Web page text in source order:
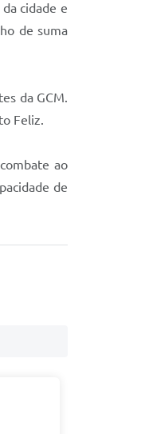
cidade e
de suma
da GCM.
Feliz.
ao
de